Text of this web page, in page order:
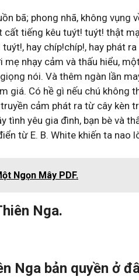
bã; phong nhã, không vụng
cất tiếng kêu tuýt! tuýt! thật
hay chíp!chíp!, hay phát
nhạy cảm và thấu hiểu,
nói. Và thêm ngàn lần
giá. Có hề gì nếu chú không
cảm phát ra từ cây kèn
tình yêu gia đình, bạn bè và
từ E. B. White khiến ta nao
Ngọn Mây PDF.
Nga.
Nga bản quyền ở